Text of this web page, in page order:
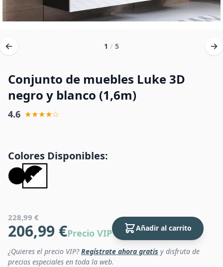
1 / 5
Conjunto de muebles Luke 3D
negro y blanco (1,6m)
4.6 ★★★★☆
Colores Disponibles:
228,99 €
206,99 €Precio VIP Añadir al carrito
¿Quieres el precio VIP?Regístrate ahora gratis y disfruta de
precios especiales en toda la web.